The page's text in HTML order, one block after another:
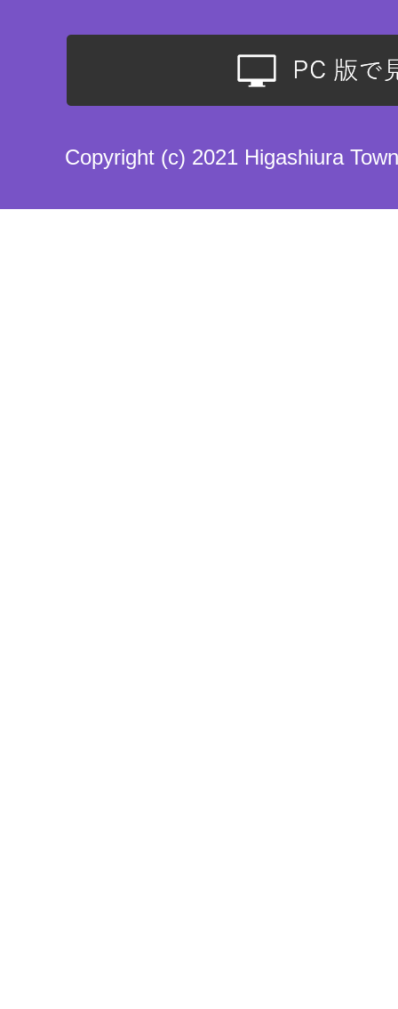
Copyright (c) 2021 Higashiura